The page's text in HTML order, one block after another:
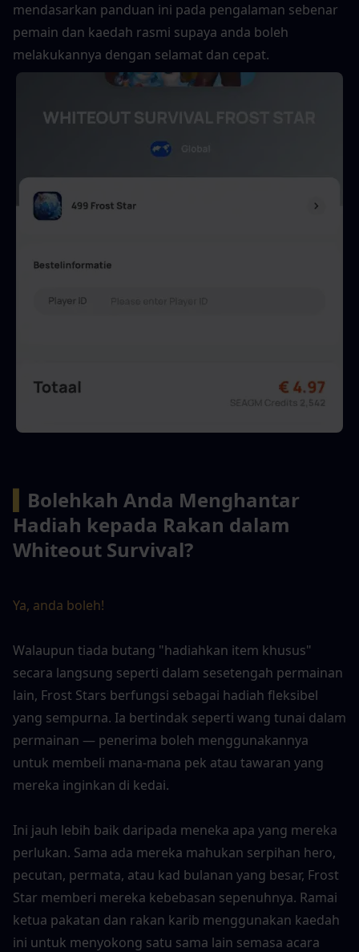
mendasarkan panduan ini pada pengalaman sebenar
pemain dan kaedah rasmi supaya anda boleh
melakukannya dengan selamat dan cepat.
Bolehkah Anda Menghantar
Hadiah kepada Rakan dalam
Whiteout Survival?
Ya, anda boleh!
Walaupun tiada butang "hadiahkan item khusus"
secara langsung seperti dalam sesetengah permainan
lain, Frost Stars berfungsi sebagai hadiah fleksibel
yang sempurna. Ia bertindak seperti wang tunai dalam
permainan — penerima boleh menggunakannya
untuk membeli mana-mana pek atau tawaran yang
mereka inginkan di kedai.
Ini jauh lebih baik daripada meneka apa yang mereka
perlukan. Sama ada mereka mahukan serpihan hero,
pecutan, permata, atau kad bulanan yang besar, Frost
Star memberi mereka kebebasan sepenuhnya. Ramai
ketua pakatan dan rakan karib menggunakan kaedah
ini untuk menyokong satu sama lain semasa acara